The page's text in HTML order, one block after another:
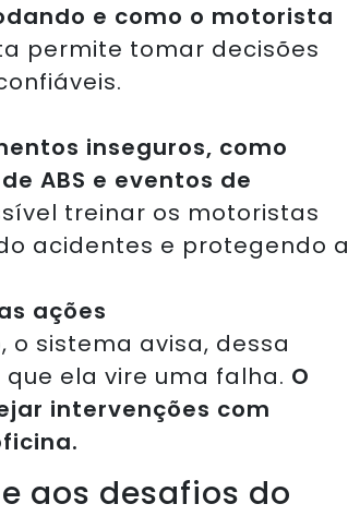
e como o motorista
permite tomar decisões
inseguros, como
ABS e eventos de
treinar os motoristas
acidentes e protegendo a
ações
o sistema avisa, dessa
ela vire uma falha. O
intervenções com
aos desafios do